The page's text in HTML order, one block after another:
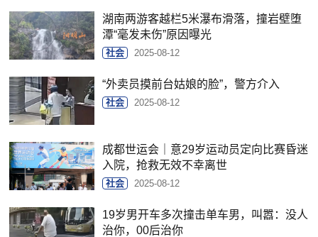
湖南两游客越栏5米瀑布滑落，撞岩壁堕
潭“毫发未伤”原因曝光
社会 2025-08-12
“外卖员摸前台姑娘的脸”，警方介入
社会 2025-08-12
成都世运会｜意29岁运动员定向比赛昏迷
入院，抢救无效不幸离世
社会 2025-08-12
19岁男开车多次撞击单车男，叫嚣：没人
治你，00后治你